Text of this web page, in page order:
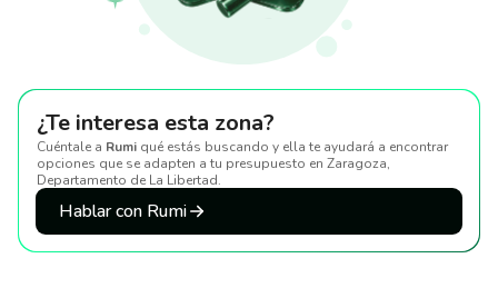
¿Te interesa esta zona?
Cuéntale a Rumi qué estás buscando y ella te ayudará a encontrar
opciones que se adapten a tu presupuesto en Zaragoza,
Departamento de La Libertad.
Hablar con Rumi